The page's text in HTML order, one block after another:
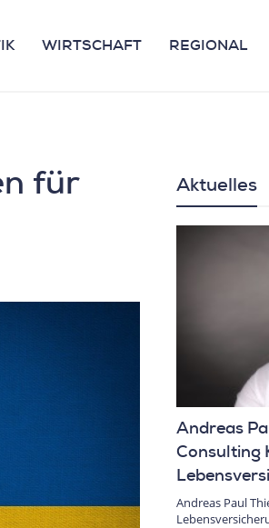
WIRTSCHAFT REGIONAL
für
Aktuelles
Andreas Paul Thiede
Consulting Kunden von
Andreas Paul Thiede fängt mit
Lebensversicherungen auf